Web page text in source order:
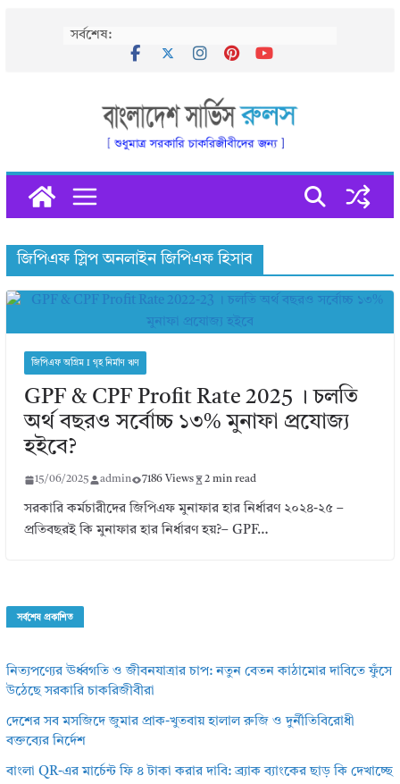
সর্বশেষ:
জিপিএফ স্লিপ অনলাইন জিপিএফ হিসাব
জিপিএফ অগ্রিম I গৃহ নির্মাণ ঋণ
GPF & CPF Profit Rate 2025 । চলতি
অর্থ বছরও সর্বোচ্চ ১৩% মুনাফা প্রযোজ্য
হইবে?
15/06/2025 admin 7186 Views 2 min read
সরকারি কর্মচারীদের জিপিএফ মুনাফার হার নির্ধারণ ২০২৪-২৫ –
প্রতিবছরই কি মুনাফার হার নির্ধারণ হয়?– GPF…
সর্বশেষ প্রকাশিত
নিত্যপণ্যের ঊর্ধ্বগতি ও জীবনযাত্রার চাপ: নতুন বেতন কাঠামোর দাবিতে ফুঁসে
উঠেছে সরকারি চাকরিজীবীরা
দেশের সব মসজিদে জুমার প্রাক-খুতবায় হালাল রুজি ও দুর্নীতিবিরোধী
বক্তব্যের নির্দেশ
বাংলা QR-এর মার্চেন্ট ফি ৪ টাকা করার দাবি: ব্র্যাক ব্যাংকের ছাড় কি দেখাচ্ছে